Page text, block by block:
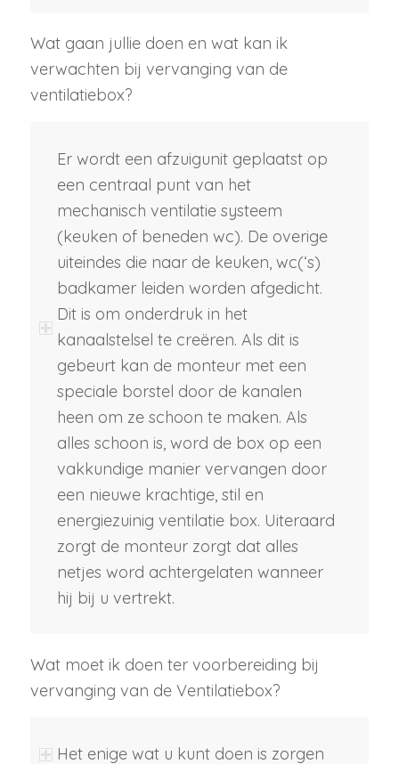
Wat gaan jullie doen en wat kan ik
verwachten bij vervanging van de
ventilatiebox?
Er wordt een afzuigunit geplaatst op
een centraal punt van het
mechanisch ventilatie systeem
(keuken of beneden wc). De overige
uiteindes die naar de keuken, wc(‘s)
badkamer leiden worden afgedicht.
Dit is om onderdruk in het
kanaalstelsel te creëren. Als dit is
gebeurt kan de monteur met een
speciale borstel door de kanalen
heen om ze schoon te maken. Als
alles schoon is, word de box op een
vakkundige manier vervangen door
een nieuwe krachtige, stil en
energiezuinig ventilatie box. Uiteraard
zorgt de monteur zorgt dat alles
netjes word achtergelaten wanneer
hij bij u vertrekt.
Wat moet ik doen ter voorbereiding bij
vervanging van de Ventilatiebox?
Het enige wat u kunt doen is zorgen